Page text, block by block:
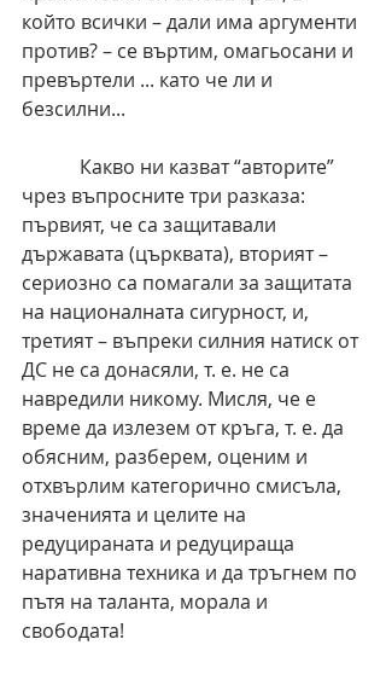
който всички – дали има аргументи
против? – се въртим, омагьосани и
превъртели ... като че ли и
безсилни...
Какво ни казват “авторите”
чрез въпросните три разказа:
първият, че са защитавали
държавата (църквата), вторият –
сериозно са помагали за защитата
на националната сигурност, и,
третият – въпреки силния натиск от
ДС не са донасяли, т. е. не са
навредили никому. Мисля, че е
време да излезем от кръга, т. е. да
обясним, разберем, оценим и
отхвърлим категорично смисъла,
значенията и целите на
редуцираната и редуцираща
наративна техника и да тръгнем по
пътя на таланта, морала и
свободата!